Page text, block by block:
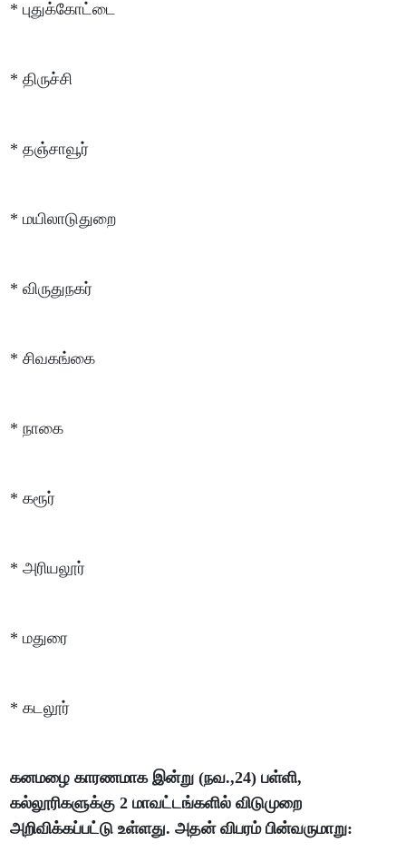
* புதுக்கோட்டை
* திருச்சி
* தஞ்சாவூர்
* மயிலாடுதுறை
* விருதுநகர்
* சிவகங்கை
* நாகை
* கரூர்
* அரியலூர்
* மதுரை
* கடலூர்
கனமழை காரணமாக இன்று (நவ.,24) பள்ளி,
கல்லூரிகளுக்கு 2 மாவட்டங்களில் விடுமுறை
அறிவிக்கப்பட்டு உள்ளது. அதன் விபரம் பின்வருமாறு: